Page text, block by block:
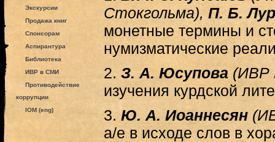
Экскурсии
Продажа книг
Спонсорам
Аспирантура
Библиотека
ИВР в СМИ
Противодействие
коррупции
IOM (eng)
Стокгольма), П. Б.
монетные термины и
нумизматические
2. З. А. Юсупова (ИВР
изучения курдской
3. Ю. А. Иоаннесян
а/е в исходе слов в